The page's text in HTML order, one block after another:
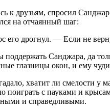
спросил Санджар.
на отчаянный шаг:
— Если не
Санджара, да
глазницы окон, и ему
хватит ли смелости у
с пауками и
и справедливыми.